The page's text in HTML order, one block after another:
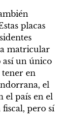
placas
matricular
así un único
tener en
el
el país en el
pero sí